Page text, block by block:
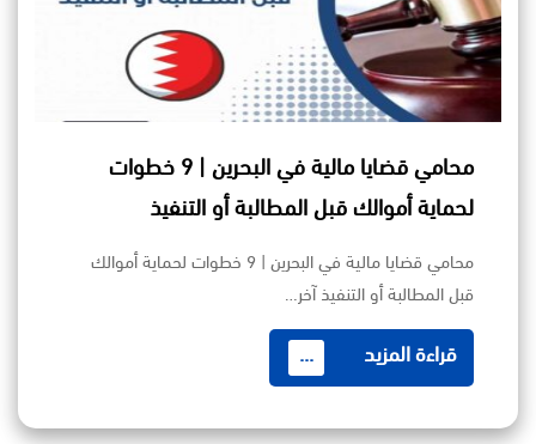
محامي قضايا مالية في البحرين | 9 خطوات
لحماية أموالك قبل المطالبة أو التنفيذ
محامي قضايا مالية في البحرين | 9 خطوات لحماية أموالك
قبل المطالبة أو التنفيذ آخر…
قراءة المزيد ...